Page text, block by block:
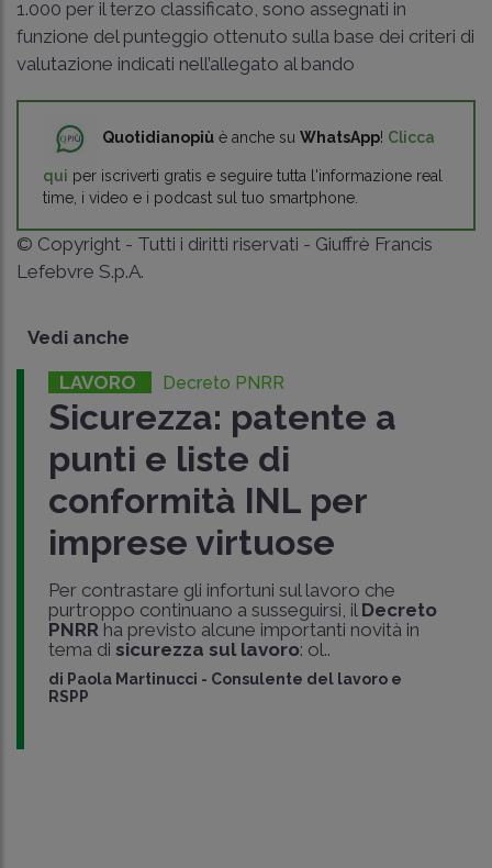
1.000 per il terzo classificato, sono assegnati in
funzione del punteggio ottenuto sulla base dei criteri di
valutazione indicati nell’allegato al bando
Quotidianopiù è anche su WhatsApp! Clicca
qui per iscriverti gratis e seguire tutta l'informazione real
time, i video e i podcast sul tuo smartphone.
© Copyright - Tutti i diritti riservati - Giuffrè Francis
Lefebvre S.p.A.
Vedi anche
LAVORO Decreto PNRR
Sicurezza: patente a
punti e liste di
conformità INL per
imprese virtuose
Per contrastare gli infortuni sul lavoro che
purtroppo continuano a susseguirsi, il Decreto
PNRR ha previsto alcune importanti novità in
tema di sicurezza sul lavoro: ol..
di Paola Martinucci - Consulente del lavoro e
RSPP